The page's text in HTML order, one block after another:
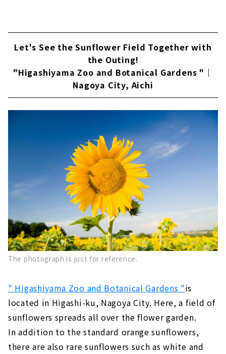
Let's See the Sunflower Field Together with
the Outing!
"Higashiyama Zoo and Botanical Gardens "｜
Nagoya City, Aichi
The photograph is just for reference.
" Higashiyama Zoo and Botanical Gardens "is
located in Higashi-ku, Nagoya City. Here, a field of
sunflowers spreads all over the flower garden.
In addition to the standard orange sunflowers,
there are also rare sunflowers such as white and